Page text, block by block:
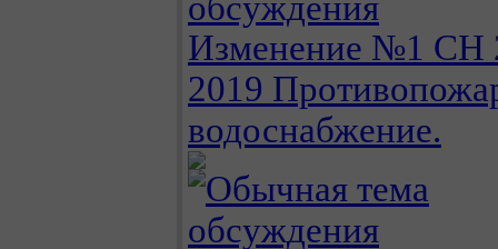
Изменение №1 СН
2019
водоснабжение.